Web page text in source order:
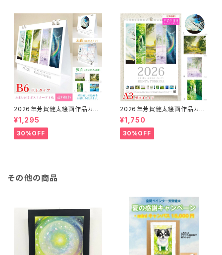
2026年芳賀健太絵画作品カレ
ンダー（卓上タイプB6）※おまけ
のポストカード付き
¥1,295
30%OFF
2026年芳賀健太絵画作品カレ
ンダー（壁掛けA3）※おまけの
ポストカード付き
¥1,750
30%OFF
その他の商品